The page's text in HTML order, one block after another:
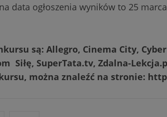
data ogłoszenia wyników to 25
są: Allegro, Cinema City,
Siłę, SuperTata.tv, Zdalna-
można znaleźć na stronie: